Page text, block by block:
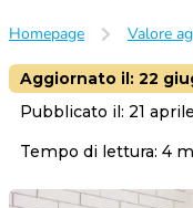
Company
Homepage Valore
Aggiornato il: 22
Pubblicato il: 21
Tempo di lettura: 4